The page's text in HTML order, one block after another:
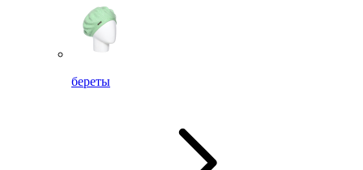
береты